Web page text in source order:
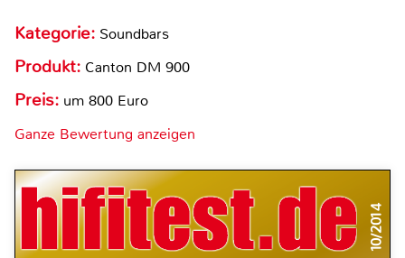
Kategorie: Soundbars
Produkt: Canton DM 900
Preis: um 800 Euro
Ganze Bewertung anzeigen
10/2014